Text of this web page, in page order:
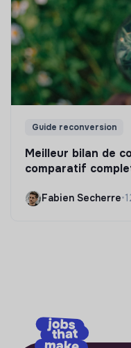
Guide reconversion
Meilleur bilan de
comparatif
Fabien Secherre•